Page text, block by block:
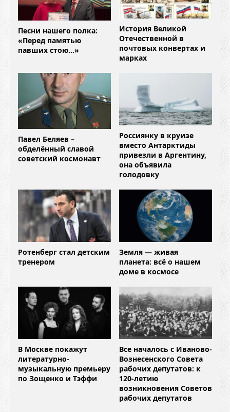
Песни нашего полка:
«Перед памятью
павших стою…»
История Великой
Отечественной в
почтовых конвертах и
марках
Павел Беляев –
обделённый славой
советский космонавт
Россиянку в круизе
вместо Антарктиды
привезли в Аргентину,
она объявила
голодовку
Ротенберг стал детским
тренером
Земля — живая
планета: всё о нашем
доме в космосе
В Москве покажут
литературно-
музыкальную премьеру
по Зощенко и Тэффи
Все началось с Иваново-
Вознесенского Совета
рабочих депутатов: к
120-летию
возникновения Советов
рабочих депутатов